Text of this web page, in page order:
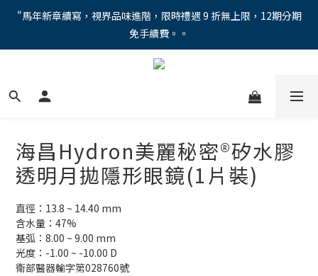
"馬年新章續寫，視界品味進階，限時禮遇 9 折無上限，12期分期
免手續費。。
"馬年新章續寫，視界品味進階，限時禮遇 9 折無上限，12期分期
免手續費。。
全新上市【全視線第九代變色鏡片GEN S】，門市配鏡享限時體驗
"馬年新章續寫，視界品味進階，限時禮遇 9 折無上限，12期分期
免手續費。。
海昌Hydron美麗秘密®矽水膠
透明月拋隱形眼鏡(1片裝)
直徑：13.8 ~ 14.40 mm
含水量：47%
基弧：8.00 ~ 9.00 mm
光度：-1.00 ~ -10.00 D
衛部醫器輸字第028760號